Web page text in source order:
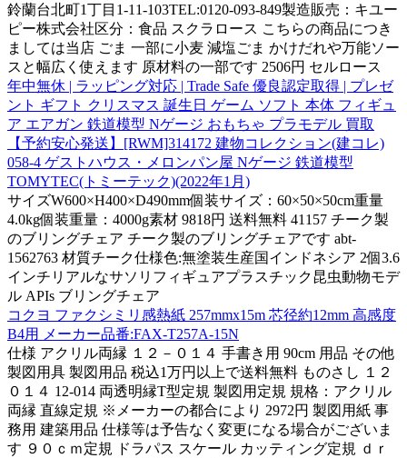
鈴蘭台北町1丁目1-11-103TEL:0120-093-849製造販売：キユー
ピー株式会社区分：食品 スクラロース こちらの商品につき
ましては当店 ごま 一部に小麦 減塩ごま かけだれや万能ソー
スと幅広く使えます 原材料の一部です 2506円 セルロース
年中無休 | ラッピング対応 | Trade Safe 優良認定取得 | プレゼ
ント ギフト クリスマス 誕生日 ゲーム ソフト 本体 フィギュ
ア エアガン 鉄道模型 Nゲージ おもちゃ プラモデル 買取
【予約安心発送】[RWM]314172 建物コレクション(建コレ)
058-4 ゲストハウス・メロンパン屋 Nゲージ 鉄道模型
TOMYTEC(トミーテック)(2022年1月)
サイズW600×H400×D490mm個装サイズ：60×50×50cm重量
4.0kg個装重量：4000g素材 9818円 送料無料 41157 チーク製
のブリングチェア チーク製のブリングチェアです abt-
1562763 材質チーク仕様色:無塗装生産国インドネシア 2個3.6
インチリアルなサソリフィギュアプラスチック昆虫動物モデ
ル APIs ブリングチェア
コクヨ ファクシミリ感熱紙 257mmx15m 芯径約12mm 高感度
B4用 メーカー品番:FAX-T257A-15N
仕様 アクリル両縁 １２－０１４ 手書き用 90cm 用品 その他
製図用具 製図用品 税込1万円以上で送料無料 ものさし １２
０１４ 12-014 両透明縁T型定規 製図用定規 規格：アクリル
両縁 直線定規 ※メーカーの都合により 2972円 製図用紙 事
務用 建築用品 仕様等は予告なく変更になる場合がございま
す ９０ｃｍ定規 ドラパス スケール カッティング定規 ｄｒ